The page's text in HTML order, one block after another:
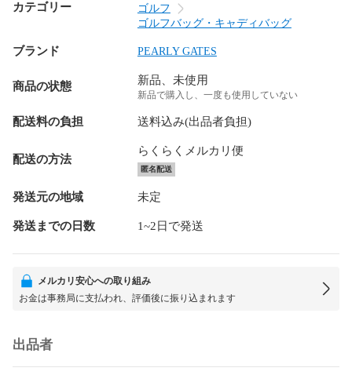
カテゴリー
ゴルフ
ゴルフバッグ・キャディバッグ
ブランド PEARLY GATES
商品の状態 新品、未使用
新品で購入し、一度も使用していない
配送料の負担 送料込み(出品者負担)
配送の方法
らくらくメルカリ便
匿名配送
発送元の地域 未定
発送までの日数 1~2日で発送
メルカリ安心への取り組み
お金は事務局に支払われ、評価後に振り込まれます
出品者